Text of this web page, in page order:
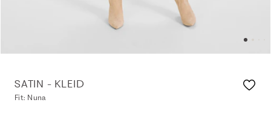
SATIN - KLEID
Fit: Nuna